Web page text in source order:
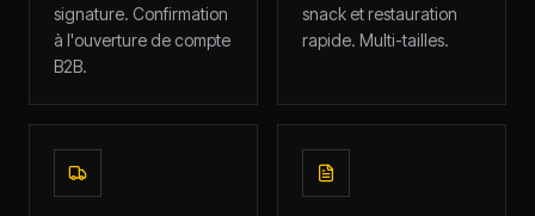
signature. Confirmation
à l'ouverture de compte
B2B.
snack et restauration
rapide. Multi-tailles.